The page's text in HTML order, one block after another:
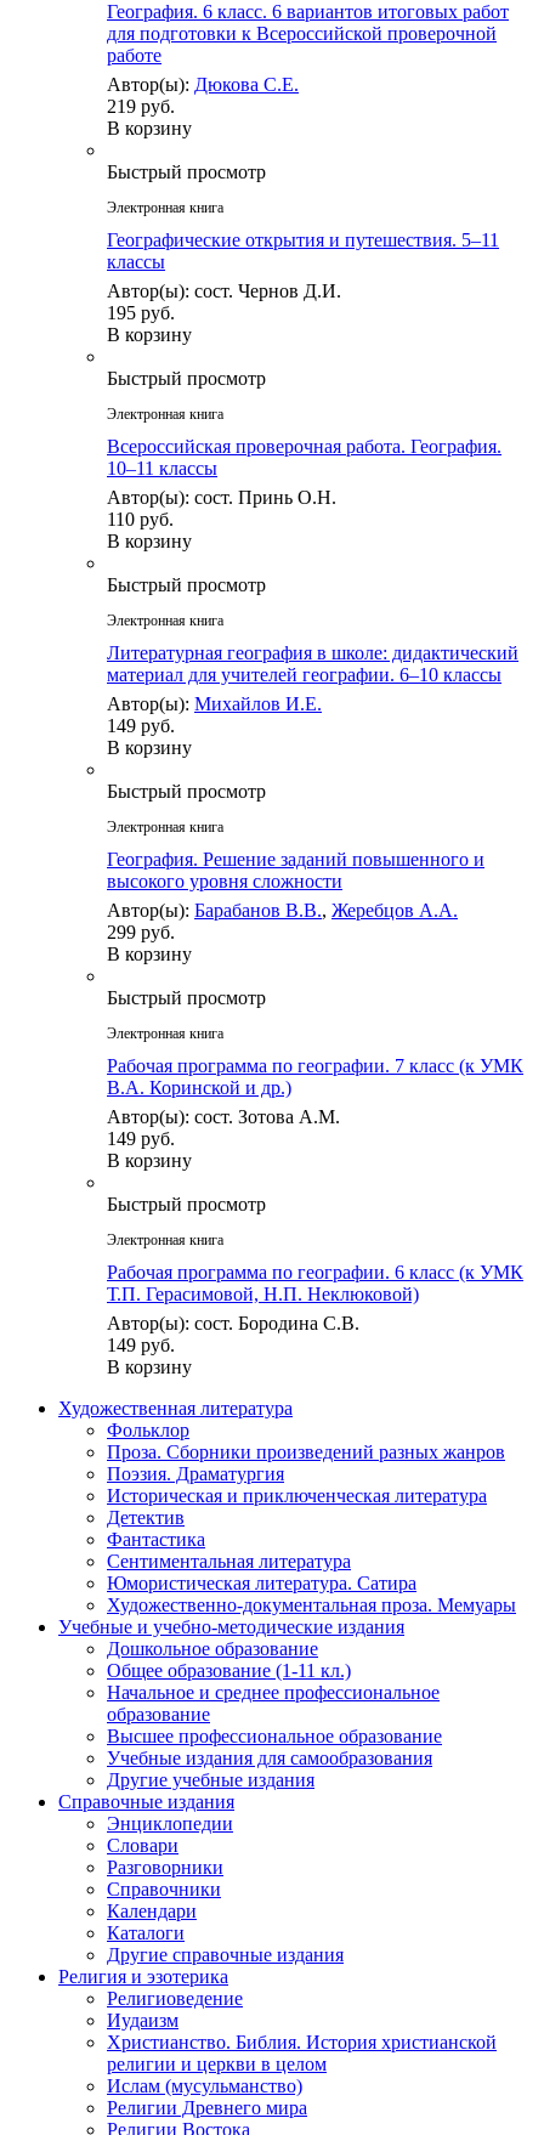
География. 6 класс. 6 вариантов итоговых работ
для подготовки к Всероссийской проверочной
работе
Автор(ы): Дюкова С.Е.
219 руб.
В корзину
Быстрый просмотр
Электронная книга
Географические открытия и путешествия. 5–11
классы
Автор(ы): сост. Чернов Д.И.
195 руб.
В корзину
Быстрый просмотр
Электронная книга
Всероссийская проверочная работа. География.
10–11 классы
Автор(ы): сост. Принь О.Н.
110 руб.
В корзину
Быстрый просмотр
Электронная книга
Литературная география в школе: дидактический
материал для учителей географии. 6–10 классы
Автор(ы): Михайлов И.Е.
149 руб.
В корзину
Быстрый просмотр
Электронная книга
География. Решение заданий повышенного и
высокого уровня сложности
Автор(ы): Барабанов В.В., Жеребцов А.А.
299 руб.
В корзину
Быстрый просмотр
Электронная книга
Рабочая программа по географии. 7 класс (к УМК
В.А. Коринской и др.)
Автор(ы): сост. Зотова А.М.
149 руб.
В корзину
Быстрый просмотр
Электронная книга
Рабочая программа по географии. 6 класс (к УМК
Т.П. Герасимовой, Н.П. Неклюковой)
Автор(ы): сост. Бородина С.В.
149 руб.
В корзину
Художественная литература
Фольклор
Проза. Сборники произведений разных жанров
Поэзия. Драматургия
Историческая и приключенческая литература
Детектив
Фантастика
Сентиментальная литература
Юмористическая литература. Сатира
Художественно-документальная проза. Мемуары
Учебные и учебно-методические издания
Дошкольное образование
Общее образование (1-11 кл.)
Начальное и среднее профессиональное
образование
Высшее профессиональное образование
Учебные издания для самообразования
Другие учебные издания
Справочные издания
Энциклопедии
Словари
Разговорники
Справочники
Календари
Каталоги
Другие справочные издания
Религия и эзотерика
Религиоведение
Иудаизм
Христианство. Библия. История христианской
религии и церкви в целом
Ислам (мусульманство)
Религии Древнего мира
Религии Востока